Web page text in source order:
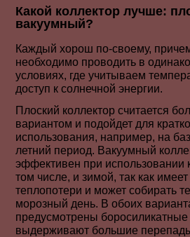
Какой коллектор лучше:
вакуумный?
Каждый хорош по-своему,
необходимо проводить в
условиях, где учитываем
доступ к солнечной энергии.
Плоский коллектор считается
вариантом и подойдет для
использования, например, на
летний период. Вакуумный
эффективен при использовании
том числе, и зимой, так как имеет
теплопотери и может собирать
морозный день. В обоих
предусмотрены боросиликатные
выдерживают большие